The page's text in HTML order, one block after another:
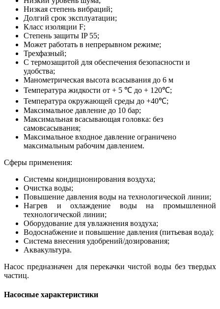
Низкая степень вибраций;
Долгий срок эксплуатации;
Класс изоляции F;
Степень защиты IP 55;
Может работать в непрерывном режиме;
Трехфазный;
С термозащитой для обеспечения безопасности и
удобства;
Манометрическая высота всасывания до 6 м
Температура жидкости от + 5 ℃ до + 120℃;
Температура окружающей среды до +40℃;
Максимальное давление до 10 бар;
Максимальная всасывающая головка: без
самовсасывания;
Максимальное входное давление ограничено
максимальным рабочим давлением.
Сферы применения:
Системы кондиционирования воздуха;
Очистка воды;
Повышение давления воды на технологической линии;
Нагрев и охлаждение воды на промышленной
технологической линии;
Оборудование для увлажнения воздуха;
Водоснабжение и повышение давления (питьевая вода);
Система внесения удобрений/дозирования;
Аквакультура.
Насос предназначен для перекачки чистой воды без твердых
частиц.
Насосные характеристики